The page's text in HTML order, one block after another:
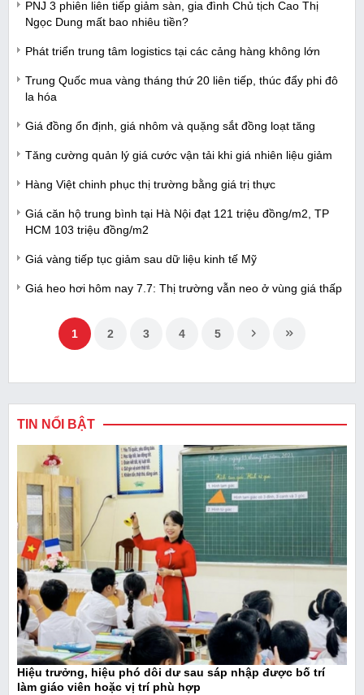
PNJ 3 phiên liên tiếp giảm sàn, gia đình Chủ tịch Cao Thị
Ngọc Dung mất bao nhiêu tiền?
Phát triển trung tâm logistics tại các cảng hàng không lớn
Trung Quốc mua vàng tháng thứ 20 liên tiếp, thúc đẩy phi đô
la hóa
Giá đồng ổn định, giá nhôm và quặng sắt đồng loạt tăng
Tăng cường quản lý giá cước vận tải khi giá nhiên liệu giảm
Hàng Việt chinh phục thị trường bằng giá trị thực
Giá căn hộ trung bình tại Hà Nội đạt 121 triệu đồng/m2, TP
HCM 103 triệu đồng/m2
Giá vàng tiếp tục giảm sau dữ liệu kinh tế Mỹ
Giá heo hơi hôm nay 7.7: Thị trường vẫn neo ở vùng giá thấp
1 2 3 4 5
TIN NỔI BẬT
Hiệu trưởng, hiệu phó dôi dư sau sáp nhập được bố trí
làm giáo viên hoặc vị trí phù hợp